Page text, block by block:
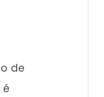
de